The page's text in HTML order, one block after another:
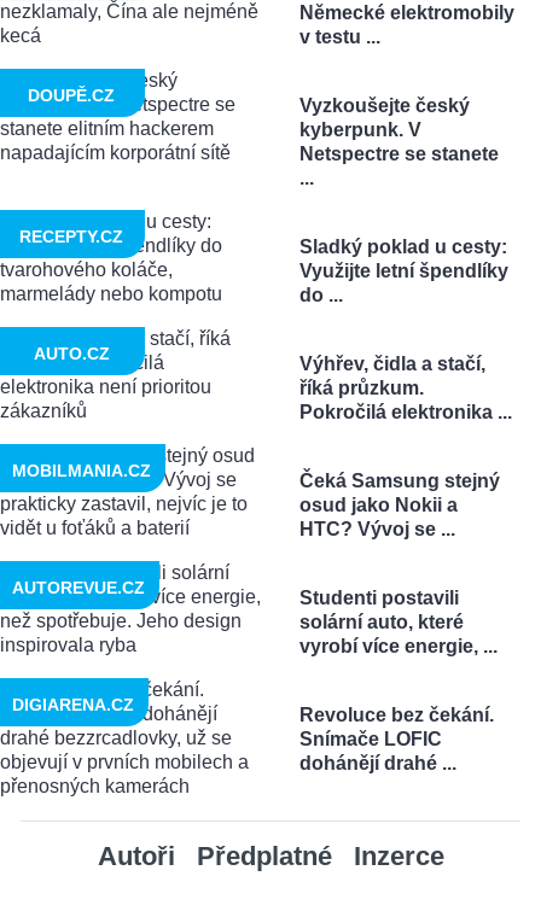
Německé elektromobily
v testu ...
Vyzkoušejte český
kyberpunk. V
Netspectre se stanete
...
DOUPĚ.CZ
Sladký poklad u cesty:
Využijte letní špendlíky
do ...
RECEPTY.CZ
Výhřev, čidla a stačí,
říká průzkum.
Pokročilá elektronika ...
AUTO.CZ
Čeká Samsung stejný
osud jako Nokii a
HTC? Vývoj se ...
MOBILMANIA.CZ
Studenti postavili
solární auto, které
vyrobí více energie, ...
AUTOREVUE.CZ
Revoluce bez čekání.
Snímače LOFIC
dohánějí drahé ...
DIGIARENA.CZ
Autoři Předplatné Inzerce